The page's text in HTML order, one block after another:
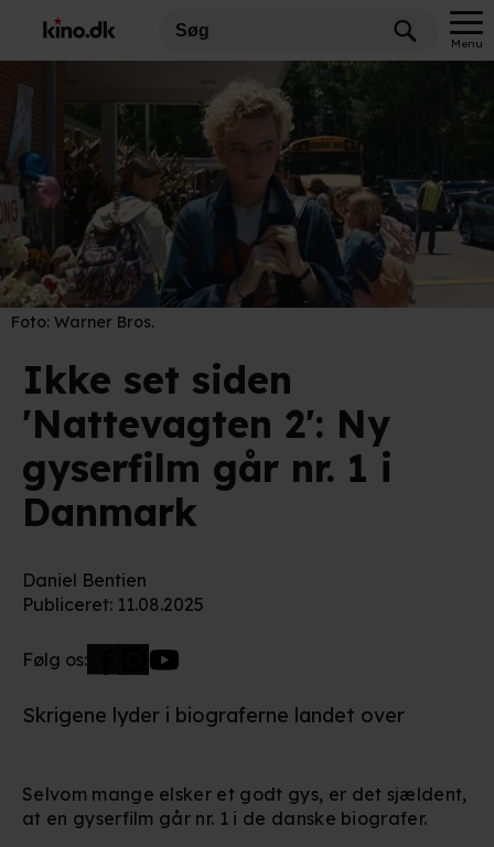
Menu
Foto: Warner Bros.
Ikke set siden
'Nattevagten 2': Ny
gyserfilm går nr. 1 i
Danmark
Daniel Bentien
Publiceret: 11.08.2025
Følg os:
Skrigene lyder i biograferne landet over
Selvom mange elsker et godt gys, er det sjældent,
at en gyserfilm går nr. 1 i de danske biografer.